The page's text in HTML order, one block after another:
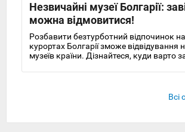
Незвичайні музеї Болгарії:
можна відмовитися!
Розбавити безтурботний відпочинок
курортах Болгарії зможе відвідування
музеїв країни. Дізнайтеся, куди варто
Всі